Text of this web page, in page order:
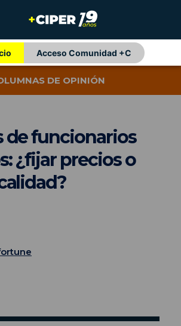
Acceso Comunidad +C
DE OPINIÓN
de funcionarios
¿fijar precios o